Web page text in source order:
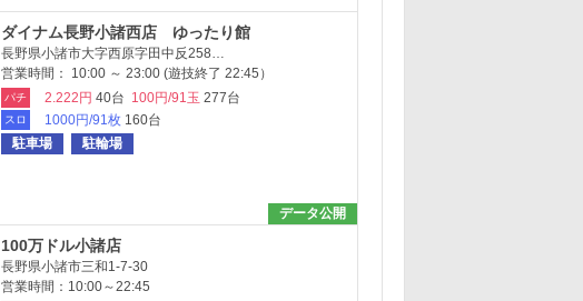
ダイナム長野小諸西店 ゆったり館
長野県小諸市大字西原字田中反258…
営業時間： 10:00 ～ 23:00 (遊技終了 22:45）
パチ 2.222円 40台 100円/91玉 277台
スロ 1000円/91枚 160台
駐車場
駐輪場
データ公開
100万ドル小諸店
長野県小諸市三和1-7-30
営業時間：10:00～22:45